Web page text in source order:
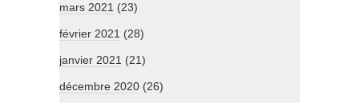
mars 2021 (23)
février 2021 (28)
janvier 2021 (21)
décembre 2020 (26)